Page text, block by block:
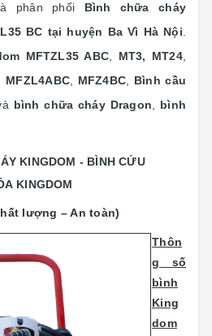
phân phối Bình chữa cháy
BC tại huyện Ba Vì Hà Nội
MFTZL35 ABC MT3, MT24,
MFZL4ABC, MFZ4BC
Bình cầu
bình chữa cháy Dragon
bình
KINGDOM - BÌNH CỨU
KINGDOM
lượng – An toàn)
Thôn
g số
bình
King
dom